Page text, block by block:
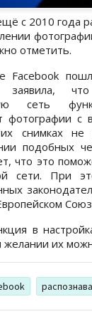
с 2010 года
отметить.
Facebook
заявила,
сеть
фотографии с
снимках не
подобных
что это
сети. При
в
их